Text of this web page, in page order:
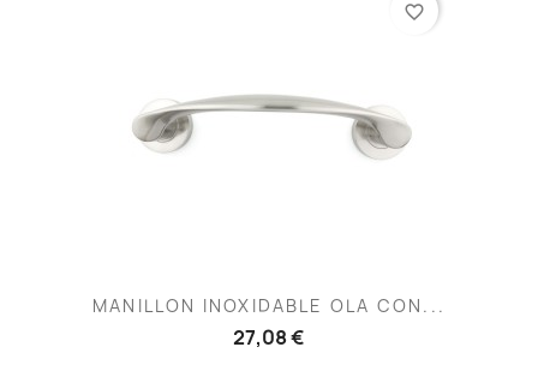
MANILLON INOXIDABLE OLA CON...
27,08 €
favorite_border